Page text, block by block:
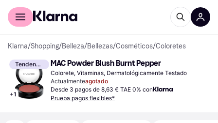
Comprar con Klarna
Klarna/Shopping/Belleza/Bellezas/Cosméticos/Coloretes
Tendencia
+1
MAC Powder Blush Burnt Pepper
Colorete, Vitaminas, Dermatológicamente Testado
Actualmenteagotado
Desde 3 pagos de 8,63 € TAE 0% con
Prueba pagos flexibles*